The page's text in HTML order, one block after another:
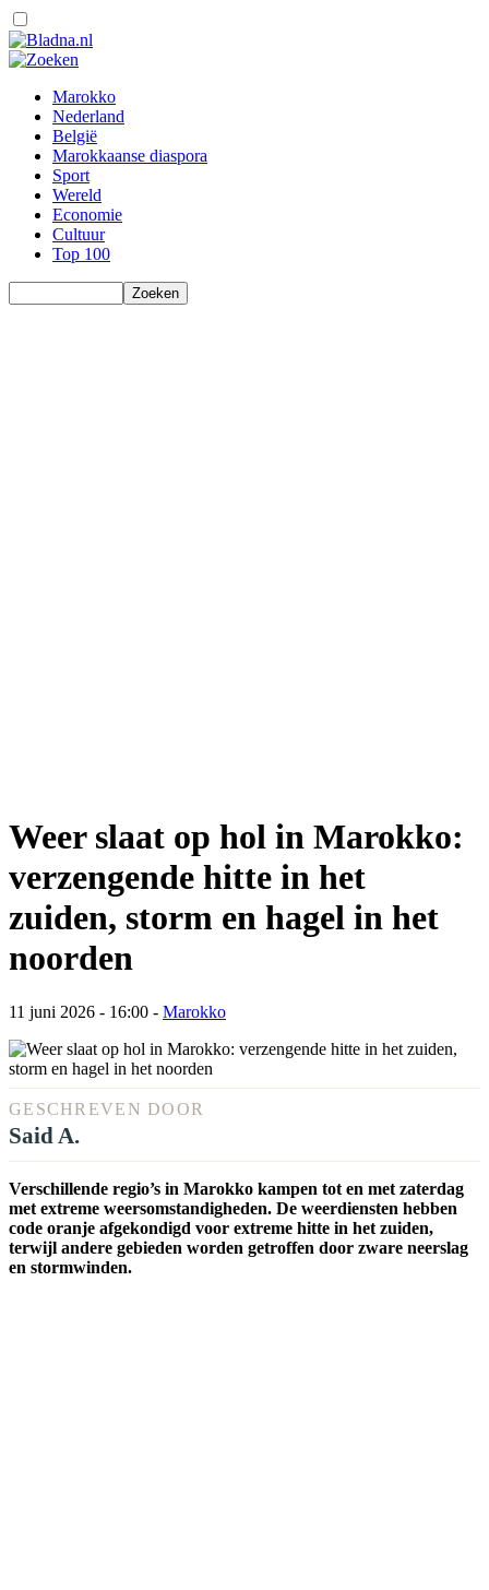
Marokko
Nederland
België
Marokkaanse diaspora
Sport
Wereld
Economie
Cultuur
Top 100
Weer slaat op hol in Marokko:
verzengende hitte in het
zuiden, storm en hagel in het
noorden
11 juni 2026 - 16:00 - Marokko
GESCHREVEN DOOR
Said A.
Verschillende regio’s in Marokko kampen tot en met zaterdag
met extreme weersomstandigheden. De weerdiensten hebben
code oranje afgekondigd voor extreme hitte in het zuiden,
terwijl andere gebieden worden getroffen door zware neerslag
en stormwinden.